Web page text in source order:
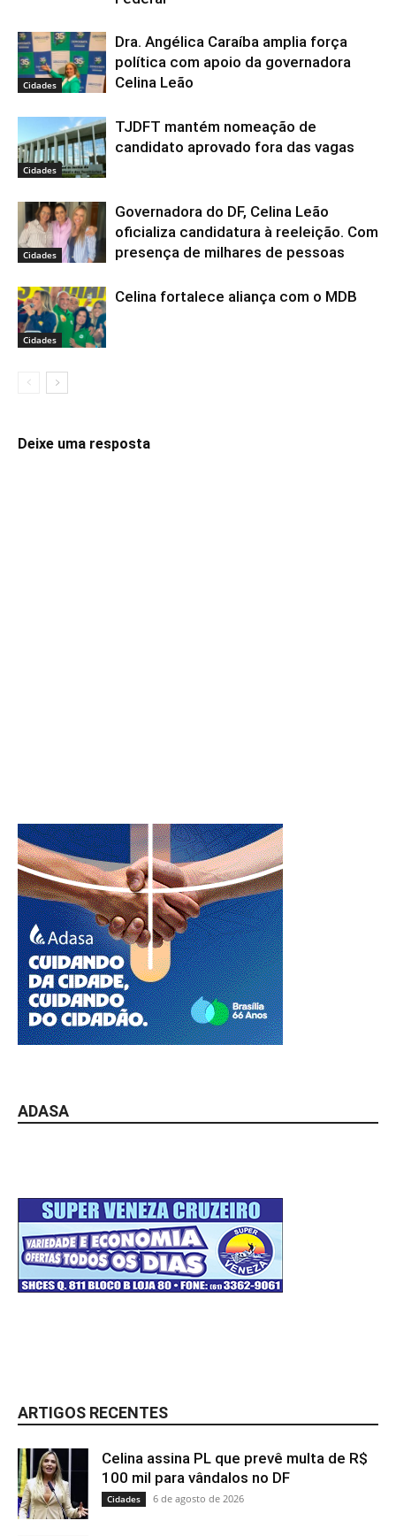
Cidades
Dra. Angélica Caraíba amplia força
política com apoio da governadora
Celina Leão
Cidades
TJDFT mantém nomeação de
candidato aprovado fora das vagas
Cidades
Governadora do DF, Celina Leão
oficializa candidatura à reeleição. Com
presença de milhares de pessoas
Cidades
Celina fortalece aliança com o MDB
Deixe uma resposta
ADASA
ARTIGOS RECENTES
Celina assina PL que prevê multa de R$
100 mil para vândalos no DF
Cidades 6 de agosto de 2026